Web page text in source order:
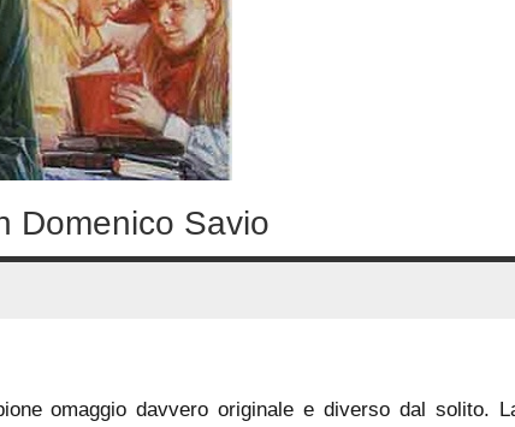
Domenico Savio
omaggio davvero originale e diverso dal solito.